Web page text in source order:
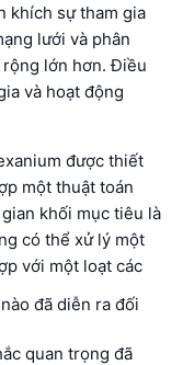
khích sự tham gia
lưới và phân
lớn hơn. Điều
và hoạt động
được thiết
một thuật toán
khối mục tiêu là
có thể xử lý một
với một loạt các
đã diễn ra đối
quan trọng đã